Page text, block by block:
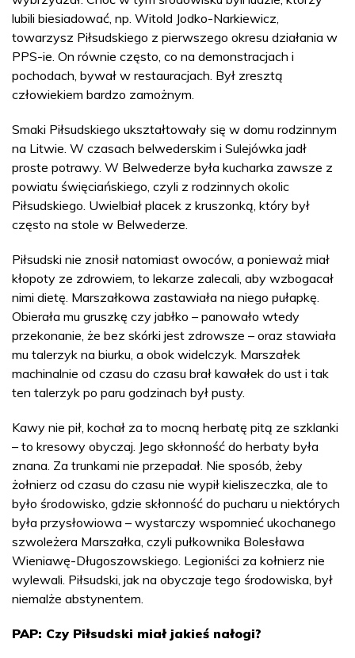
lubili biesiadować, np. Witold Jodko-Narkiewicz,
towarzysz Piłsudskiego z pierwszego okresu działania w
PPS-ie. On równie często, co na demonstracjach i
pochodach, bywał w restauracjach. Był zresztą
człowiekiem bardzo zamożnym.
Smaki Piłsudskiego ukształtowały się w domu rodzinnym
na Litwie. W czasach belwederskim i Sulejówka jadł
proste potrawy. W Belwederze była kucharka zawsze z
powiatu święciańskiego, czyli z rodzinnych okolic
Piłsudskiego. Uwielbiał placek z kruszonką, który był
często na stole w Belwederze.
Piłsudski nie znosił natomiast owoców, a ponieważ miał
kłopoty ze zdrowiem, to lekarze zalecali, aby wzbogacał
nimi dietę. Marszałkowa zastawiała na niego pułapkę.
Obierała mu gruszkę czy jabłko – panowało wtedy
przekonanie, że bez skórki jest zdrowsze – oraz stawiała
mu talerzyk na biurku, a obok widelczyk. Marszałek
machinalnie od czasu do czasu brał kawałek do ust i tak
ten talerzyk po paru godzinach był pusty.
Kawy nie pił, kochał za to mocną herbatę pitą ze szklanki
– to kresowy obyczaj. Jego skłonność do herbaty była
znana. Za trunkami nie przepadał. Nie sposób, żeby
żołnierz od czasu do czasu nie wypił kieliszeczka, ale to
było środowisko, gdzie skłonność do pucharu u niektórych
była przysłowiowa – wystarczy wspomnieć ukochanego
szwoleżera Marszałka, czyli pułkownika Bolesława
Wieniawę-Długoszowskiego. Legioniści za kołnierz nie
wylewali. Piłsudski, jak na obyczaje tego środowiska, był
niemalże abstynentem.
PAP: Czy Piłsudski miał jakieś nałogi?